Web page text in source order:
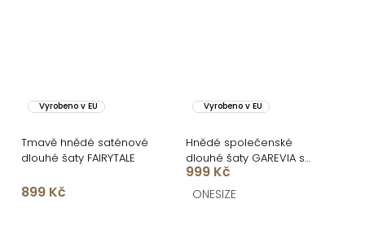
Vyrobeno v EU
Tmavě hnědé saténové
dlouhé šaty FAIRYTALE
899 Kč
Vyrobeno v EU
Hnědé společenské
dlouhé šaty GAREVIA s
rozparkem
999 Kč
ONESIZE